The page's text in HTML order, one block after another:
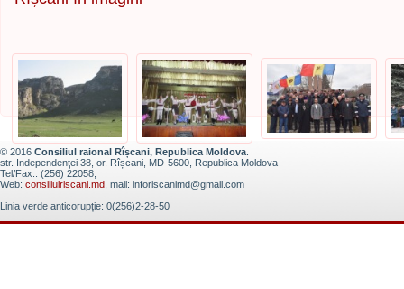
© 2016 Consiliul raional Rîșcani, Republica Moldova
str. Independenţei 38, or. Rîșcani, MD-5600, Republica Moldova
Tel/Fax.: (256) 22058;
Web: consiliulriscani.md , mail: inforiscanimd@gmail.com
Linia verde anticorupție: 0(256)2-28-50